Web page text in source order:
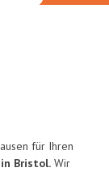
für Ihren
Bristol. Wir